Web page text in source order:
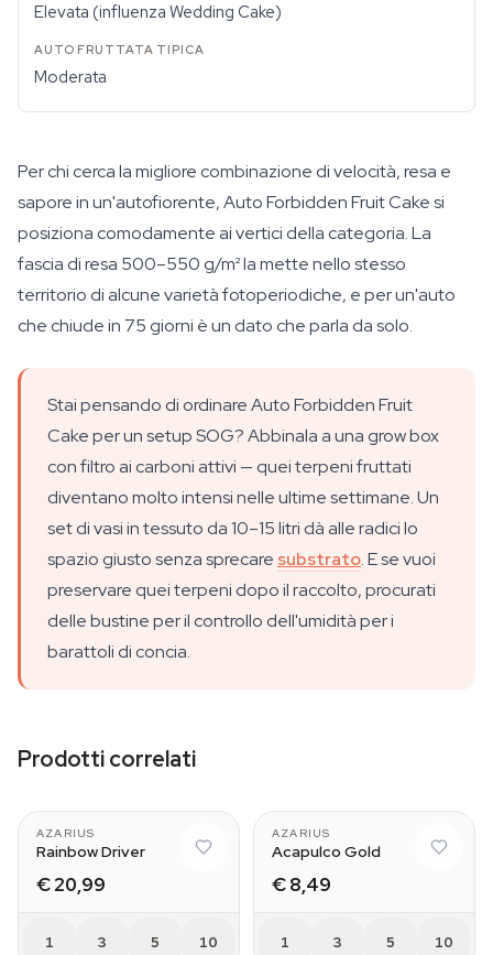
Elevata (influenza Wedding Cake)
Moderata
Per chi cerca la migliore combinazione di velocità, resa e
sapore in un'autofiorente, Auto Forbidden Fruit Cake si
posiziona comodamente ai vertici della categoria. La
fascia di resa 500–550 g/m² la mette nello stesso
territorio di alcune varietà fotoperiodiche, e per un'auto
che chiude in 75 giorni è un dato che parla da solo.
Stai pensando di ordinare Auto Forbidden Fruit
Cake per un setup SOG? Abbinala a una grow box
con filtro ai carboni attivi — quei terpeni fruttati
diventano molto intensi nelle ultime settimane. Un
set di vasi in tessuto da 10–15 litri dà alle radici lo
spazio giusto senza sprecare substrato. E se vuoi
preservare quei terpeni dopo il raccolto, procurati
delle bustine per il controllo dell'umidità per i
barattoli di concia.
Prodotti correlati
AZARIUS
Rainbow Driver
€ 20,99
1 3 5 10
AZARIUS
Acapulco Gold
€ 8,49
1 3 5 10